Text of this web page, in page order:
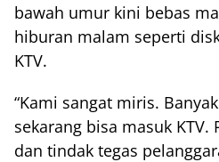
bawah umur kini bebas
hiburan malam seperti
KTV.
“Kami sangat miris.
sekarang bisa masuk KTV.
dan tindak tegas